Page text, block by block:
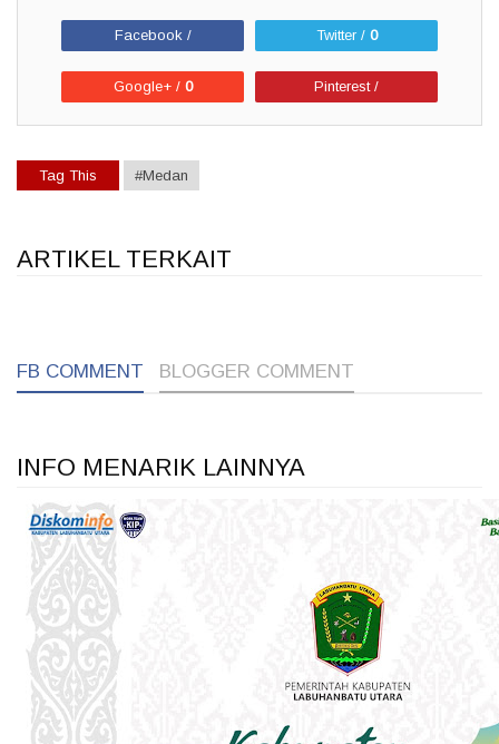
Facebook / Twitter / 0
Google+ / 0 Pinterest /
Tag This #Medan
ARTIKEL TERKAIT
FB COMMENT BLOGGER COMMENT
INFO MENARIK LAINNYA